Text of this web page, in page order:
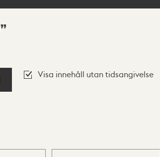
Visa innehåll utan tidsangivelse